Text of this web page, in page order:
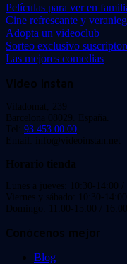
Películas para ver en
Cine refrescante y
Adopta un videoclub
Sorteo exclusivo
Las mejores comedias
Video Instan
Viladomat, 239
Barcelona 08029. España.
Tel: 93 453 00 00
Email: info@videoinstan.net
Horario tienda
Lunes a jueves: 10:30-14:00 /
Viernes y sábado: 10:30-
Domingo: 11:00-15:00 /
Conócenos mejor
Blog